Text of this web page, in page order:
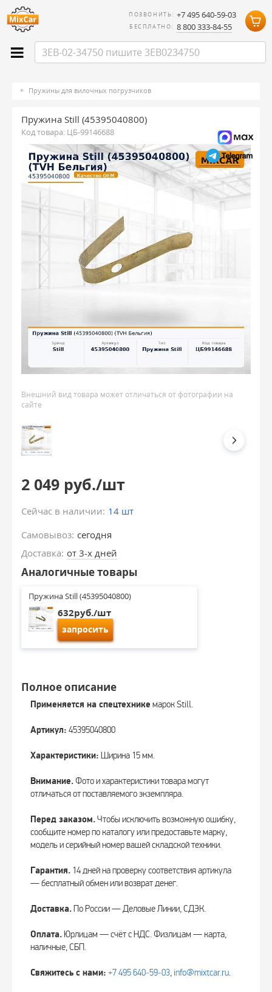
ПОЗВОНИТЬ: +7 495 640-59-03
БЕСПЛАТНО: 8 800 333-84-55
Пружины для вилочных погрузчиков
Пружина Still (45395040800)
Код товара: ЦБ-99146688
Внешний вид товара может отличаться от фотографии на
сайте
2 049 руб./шт
Сейчас в наличии: 14 шт
Самовывоз: сегодня
Доставка: от 3-х дней
Аналогичные товары
Пружина Still (45395040800)
632руб./шт
запросить
Полное описание
Применяется на спецтехнике марок Still.
Артикул: 45395040800
Характеристики: Ширина 15 мм.
Внимание.Фото и характеристики товара могут
отличаться от поставляемого экземпляра.
Перед заказом.Чтобы исключить возможную ошибку,
сообщите номер по каталогу или предоставьте марку,
модель и серийный номер вашей складской техники.
Гарантия. 14 дней на проверку соответствия артикула
— бесплатный обмен или возврат денег.
Доставка.По России — Деловые Линии, СДЭК.
Оплата. Юрлицам — счёт с НДС. Физлицам — карта,
наличные, СБП.
Свяжитесь с нами: +7 495 640‑59‑03, info@mixtcar.ru.